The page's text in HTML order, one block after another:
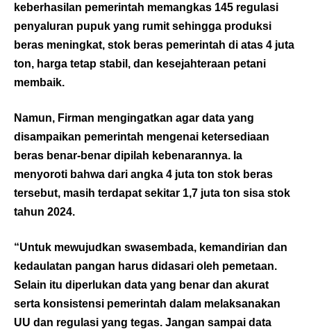
keberhasilan pemerintah memangkas 145 regulasi
penyaluran pupuk yang rumit sehingga produksi
beras meningkat, stok beras pemerintah di atas 4 juta
ton, harga tetap stabil, dan kesejahteraan petani
membaik.
Namun, Firman mengingatkan agar data yang
disampaikan pemerintah mengenai ketersediaan
beras benar-benar dipilah kebenarannya. Ia
menyoroti bahwa dari angka 4 juta ton stok beras
tersebut, masih terdapat sekitar 1,7 juta ton sisa stok
tahun 2024.
“Untuk mewujudkan swasembada, kemandirian dan
kedaulatan pangan harus didasari oleh pemetaan.
Selain itu diperlukan data yang benar dan akurat
serta konsistensi pemerintah dalam melaksanakan
UU dan regulasi yang tegas. Jangan sampai data